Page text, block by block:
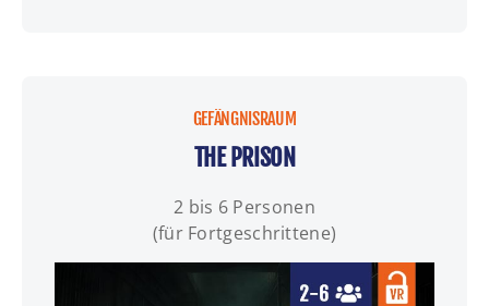
GEFÄNGNISRAUM
THE PRISON
2 bis 6 Personen
(für Fortgeschrittene)